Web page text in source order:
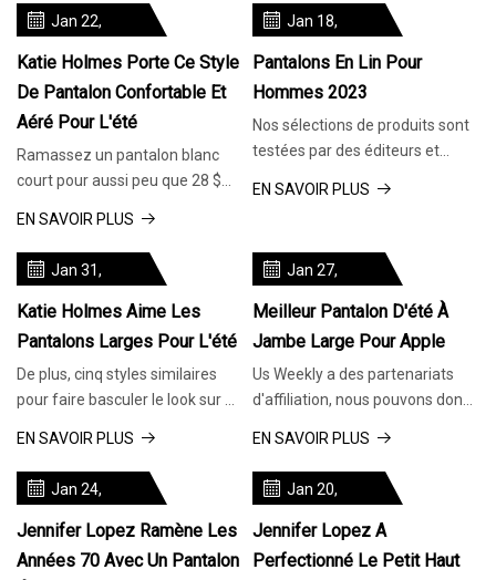
Jan 22,
Katie Holmes Porte Ce Style
De Pantalon Confortable Et
Aéré Pour L'été
Ramassez un pantalon blanc
court pour aussi peu que 28 $
EN SAVOIR PLUS
Jan 18,
Pantalons En Lin Pour
Hommes 2023
Nos sélections de produits sont
testées par des éditeurs et
EN SAVOIR PLUS
Jan 31,
Katie Holmes Aime Les
Pantalons Larges Pour L'été
De plus, cinq styles similaires
pour faire basculer le look sur un
EN SAVOIR PLUS
Jan 27,
Meilleur Pantalon D'été À
Jambe Large Pour Apple
Us Weekly a des partenariats
d'affiliation, nous pouvons donc
EN SAVOIR PLUS
Jan 24,
Jennifer Lopez Ramène Les
Années 70 Avec Un Pantalon
Jan 20,
Jennifer Lopez A
Perfectionné Le Petit Haut